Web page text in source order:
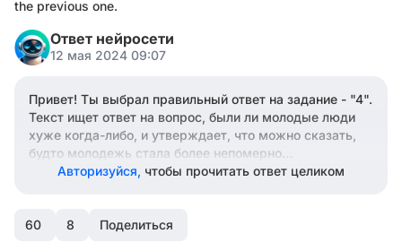
the previous one.
Ответ нейросети
12 мая 2024 09:07
Привет! Ты выбрал правильный ответ на задание - "4".
Текст ищет ответ на вопрос, были ли молодые люди
хуже когда-либо, и утверждает, что можно сказать,
будто молодежь стала более непомерно
нетерпеливой. Фраза "when they looked up to their
to". Если ты все понял, поставь лайк.
Авторизуйся, чтобы прочитать ответ целиком
60 8 Поделиться